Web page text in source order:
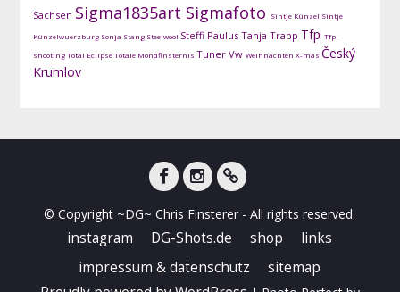
Sachsen Sigma1835art Sigmafoto Sintje Künzel Sintje
Künzelwuerzburg Sonja Stang Steelwool Steffi Paulus Tanja Trapp Tfp Tfp-
shootingTotal EclipseTotale Mondfinsternis Tuner Vw Weihnachten X-mas Český
Krumlov
Shots
© Copyright ~DG~ Chris Finsterer - All rights reserved.
instagram DG-Shots.de shop
links
impressum & datenschutz
sitemap